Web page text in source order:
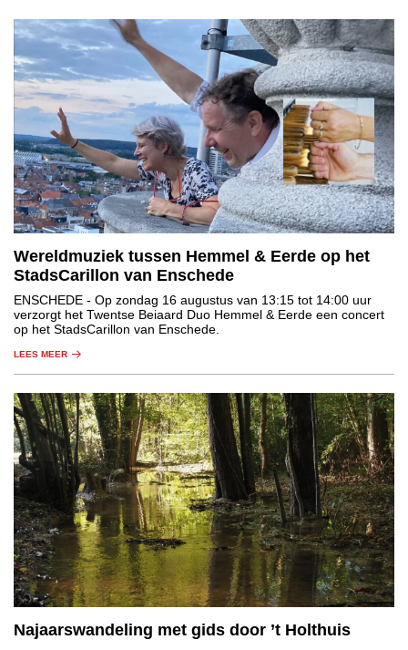
Wereldmuziek tussen Hemmel & Eerde op het
StadsCarillon van Enschede
ENSCHEDE - Op zondag 16 augustus van 13:15 tot 14:00 uur
verzorgt het Twentse Beiaard Duo Hemmel & Eerde een concert
op het StadsCarillon van Enschede.
LEES MEER
Najaarswandeling met gids door ’t Holthuis